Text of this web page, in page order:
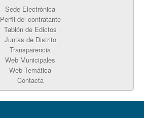
Sede Electrónica
Perfil del contratante
Tablón de Edictos
Juntas de Distrito
Transparencia
Web Municipales
Web Temática
Contacta